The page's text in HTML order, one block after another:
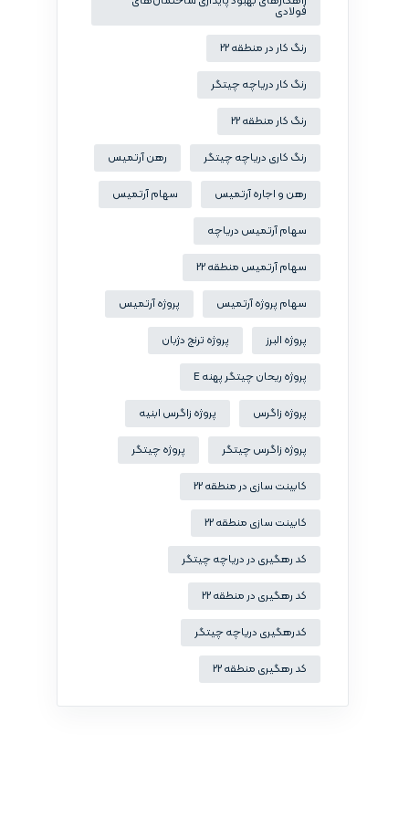
فولادی
رنگ کار در منطقه 22
رنگ کار دریاچه چیتگر
رنگ کار منطقه 22
رنگ کاری دریاچه چیتگر رهن آرتمیس
رهن و اجاره آرتمیس سهام آرتمیس
سهام آرتمیس دریاچه
سهام آرتمیس منطقه 22
سهام پروژه آرتمیس پروژه آرتمیس
پروژه البرز پروژه ترنج دژبان
پروژه ریحان چیتگر پهنه E
پروژه زاگرس پروژه زاگرس ابنیه
پروژه زاگرس چیتگر پروژه چیتگر
کابینت سازی در منطقه 22
کابینت سازی منطقه 22
کد رهگیری در دریاچه چیتگر
کد رهگیری در منطقه 22
کدرهگیری دریاچه چیتگر
کد رهگیری منطقه 22